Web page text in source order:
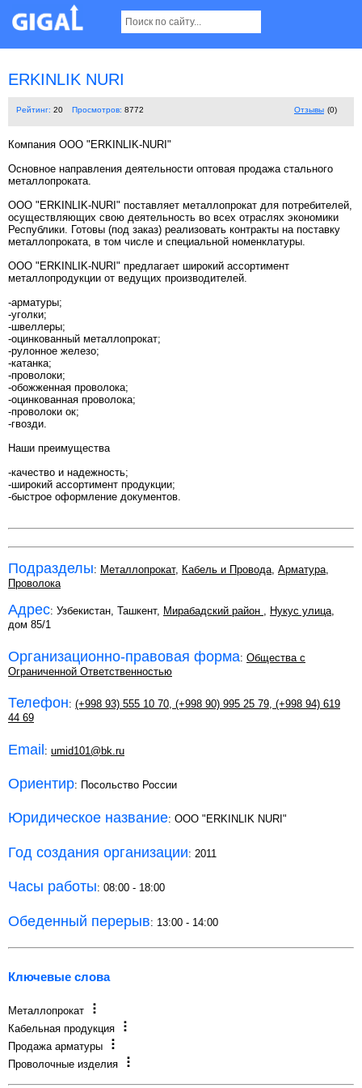
ERKINLIK NURI
Рейтинг: 20 Просмотров: 8772 Отзывы (0)
Компания ООО "ERKINLIK-NURI"
Основное направления деятельности оптовая продажа стального
металлопроката.
ООО "ERKINLIK-NURI" поставляет металлопрокат для потребителей,
осуществляющих свою деятельность во всех отраслях экономики
Республики. Готовы (под заказ) реализовать контракты на поставку
металлопроката, в том числе и специальной номенклатуры.
ООО "ERKINLIK-NURI" предлагает широкий ассортимент
металлопродукции от ведущих производителей.
-арматуры;
-уголки;
-швеллеры;
-оцинкованный металлопрокат;
-рулонное железо;
-катанка;
-проволоки;
-обожженная проволока;
-оцинкованная проволока;
-проволоки ок;
-гвозди.
Наши преимущества
-качество и надежность;
-широкий ассортимент продукции;
-быстрое оформление документов.
Подразделы: Металлопрокат, Кабель и Провода, Арматура,
Проволока
Адрес: Узбекистан, Ташкент, Мирабадский район , Нукус улица,
дом 85/1
Организационно-правовая форма: Общества с
Ограниченной Ответственностью
Телефон: (+998 93) 555 10 70, (+998 90) 995 25 79, (+998 94) 619
44 69
Email: umid101@bk.ru
Ориентир: Посольство России
Юридическое название: ООО "ERKINLIK NURI"
Год создания организации: 2011
Часы работы: 08:00 - 18:00
Обеденный перерыв: 13:00 - 14:00
Ключевые слова
Металлопрокат
Кабельная продукция
Продажа арматуры
Проволочные изделия